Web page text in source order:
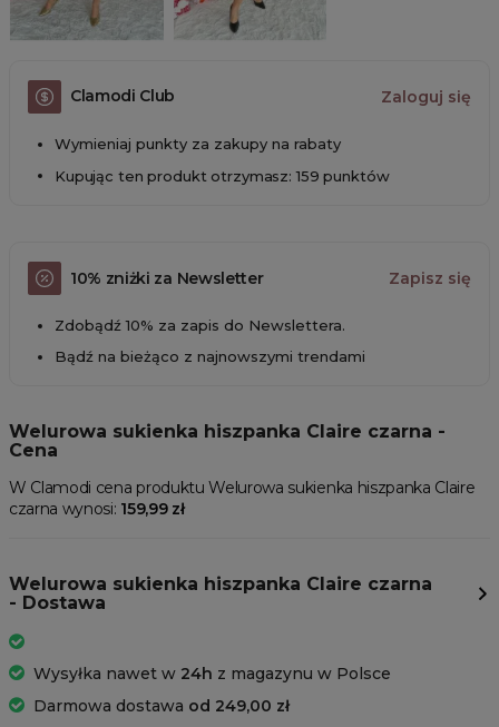
Clamodi Club Zaloguj się
Wymieniaj punkty za zakupy na rabaty
Kupując ten produkt otrzymasz: 159 punktów
10% zniżki za Newsletter Zapisz się
Zdobądź 10% za zapis do Newslettera.
Bądź na bieżąco z najnowszymi trendami
Welurowa sukienka hiszpanka Claire czarna -
Cena
W Clamodi cena produktu Welurowa sukienka hiszpanka Claire
czarna wynosi: 159,99 zł
Welurowa sukienka hiszpanka Claire czarna
- Dostawa
Wysyłka nawet w 24h z magazynu w Polsce
Darmowa dostawa od 249,00 zł